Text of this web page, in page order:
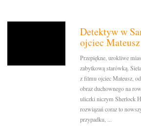
Detektyw w
ojciec Mateusz
Przepiękne, urokliwe
zabytkową starówką.
z filmu ojciec Mateusz,
obraz duchownego na
uliczki niczym Sherlock
rozwiązań coraz to
przypadku, ...